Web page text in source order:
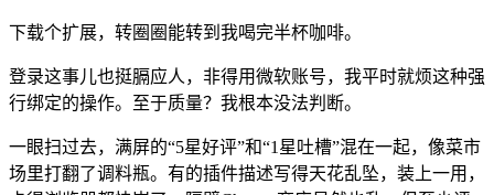
下载个扩展，转圈圈能转到我喝完半杯咖啡。
登录这事儿也挺膈应人，非得用微软账号，我平时就烦这种强
行绑定的操作。至于质量？我根本没法判断。
一眼扫过去，满屏的“5星好评”和“1星吐槽”混在一起，像菜市
场里打翻了调料瓶。有的插件描述写得天花乱坠，装上一用，